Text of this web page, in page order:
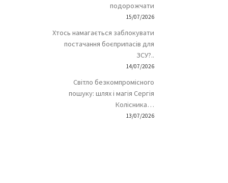
подорожчати
15/07/2026
Хтось намагається заблокувати
постачання боєприпасів для
ЗСУ?..
14/07/2026
Світло безкомпромісного
пошуку: шлях і магія Сергія
Колісника…
13/07/2026